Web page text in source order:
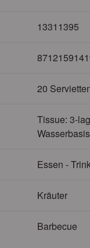
13311395
20
Tissue: 3-
Wasserbasis
Essen -
Kräuter
Barbecue